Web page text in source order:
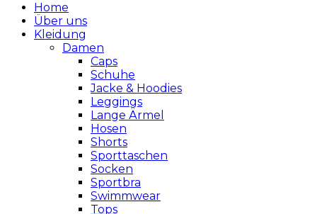
Home
Über uns
Kleidung
Damen
Caps
Schuhe
Jacke & Hoodies
Leggings
Lange Ärmel
Hosen
Shorts
Sporttaschen
Socken
Sportbra
Swimmwear
Tops